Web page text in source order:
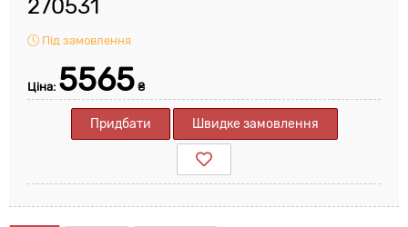
270531
Під замовлення
Ціна: 5565 ₴
Придбати Швидке замовлення